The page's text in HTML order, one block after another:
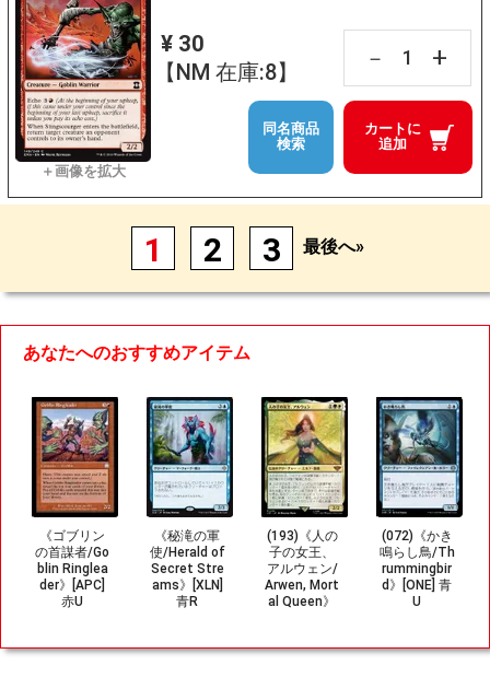
¥ 30
【NM 在庫:8】
－ +
カートに
追加
同名商品
検索
1 2 3 最後へ»
あなたへのおすすめアイテム
《ゴブリン
の首謀者/Go
blin Ringlea
der》[APC]
赤U
《秘滝の軍
使/Herald of
Secret Stre
ams》[XLN]
青R
(193)《人の
子の女王、
アルウェン/
Arwen, Mort
al Queen》
(072)《かき
鳴らし鳥/Th
rummingbir
d》[ONE] 青
U